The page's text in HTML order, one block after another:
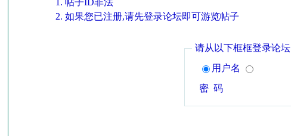
帖子ID非法
如果您已注册,请先登录论坛即可游览帖子
请从以下框框登录论坛
用户名
密 码